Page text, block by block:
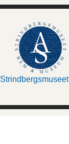
Strindbergsmuseet